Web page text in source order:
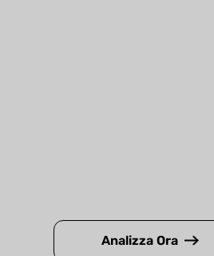
Analizza Ora